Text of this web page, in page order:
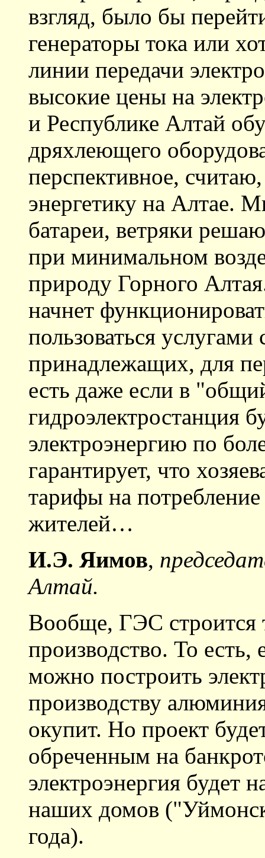
взгляд, было бы
генераторы тока или
линии передачи
высокие цены на
и Республике Алтай
дряхлеющего
перспективное,
энергетику на Алтае.
батареи, ветряки
при минимальном
природу Горного
начнет
пользоваться услугами
принадлежащих, для
есть даже если в
гидроэлектростанция
электроэнергию по
гарантирует, что
тарифы на
жителей…
И.Э. Яимов,
Алтай.
Вообще, ГЭС строится
производство. То
можно построить
производству
окупит. Но проект
обреченным на
электроэнергия будет
наших домов
года).